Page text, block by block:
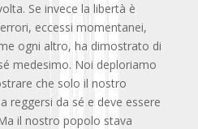
Se invece la libertà è
eccessi momentanei,
ogni altro, ha dimostrato di
medesimo. Noi deploriamo
che solo il nostro
reggersi da sé e deve essere
il nostro popolo stava